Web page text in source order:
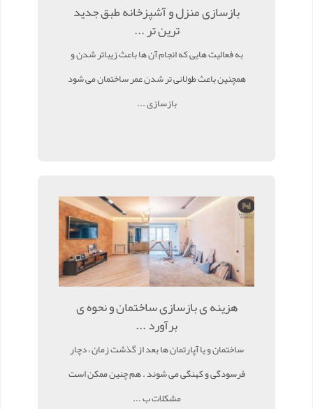
بازسازی منزل و آشپزخانه طبق جدید
ترین تر ...
به فعالیت هایی که انجام آن ها باعث زیباتر شدن و
همچنین باعث طولانی تر شدن عمر ساختمان می شود
بازسازی ...
هزینه ی بازسازی ساختمان و نحوه ی
برآورد ...
ساختمان و یا آپارتمان ها بعد از گذشت زمان ، دچار
فرسودگی و کهنگی می شوند . هم چنین ممکن است
مشکلات ب ...